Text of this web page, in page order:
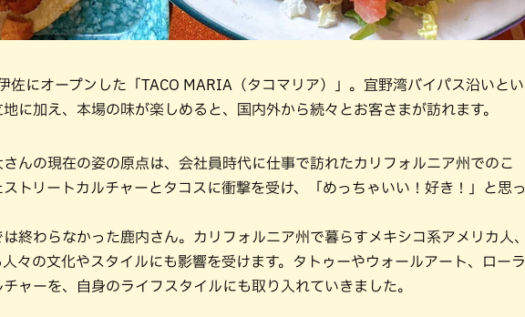
佐にオープンした「TACO MARIA（タコマリア）」。宜野湾バイパス沿いとい
に加え、本場の味が楽しめると、国内外から続々とお客さまが訪れます。
んの現在の姿の原点は、会社員時代に仕事で訪れたカリフォルニア州でのこ
トリートカルチャーとタコスに衝撃を受け、「めっちゃいい！好き！」と思っ
終わらなかった鹿内さん。カリフォルニア州で暮らすメキシコ系アメリカ人、
々の文化やスタイルにも影響を受けます。タトゥーやウォールアート、ローラ
ャーを、自身のライフスタイルにも取り入れていきました。